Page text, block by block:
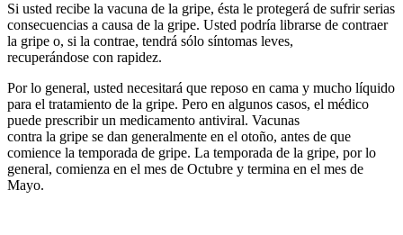
Si usted recibe la vacuna de la gripe, ésta le protegerá de sufrir serias
consecuencias a causa de la gripe. Usted podría librarse de contraer
la gripe o, si la contrae, tendrá sólo síntomas leves,
recuperándose con rapidez.
Por lo general, usted necesitará que reposo en cama y mucho líquido
para el tratamiento de la gripe. Pero en algunos casos, el médico
puede prescribir un medicamento antiviral. Vacunas
contra la gripe se dan generalmente en el otoño, antes de que
comience la temporada de gripe. La temporada de la gripe, por lo
general, comienza en el mes de Octubre y termina en el mes de
Mayo.